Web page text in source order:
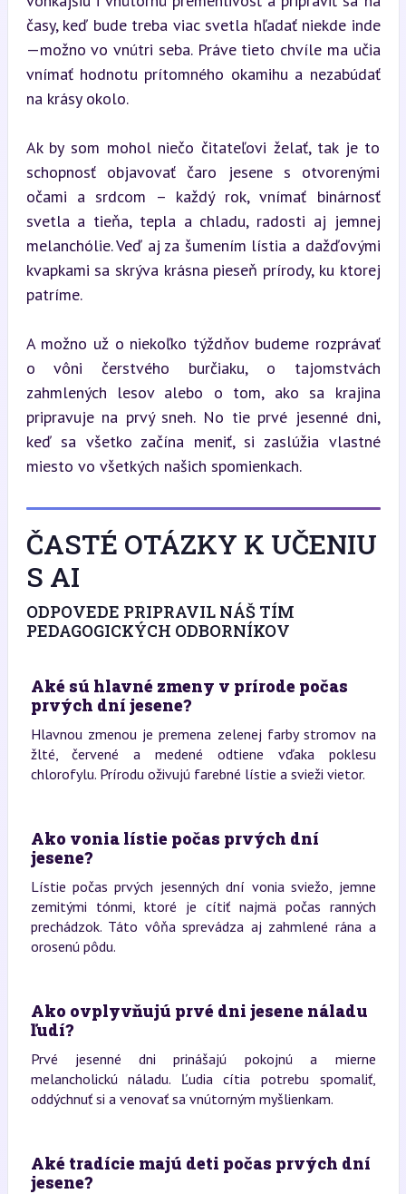
časy, keď bude treba viac svetla hľadať niekde inde
—možno vo vnútri seba. Práve tieto chvíle ma učia
vnímať hodnotu prítomného okamihu a nezabúdať
na krásy okolo.
Ak by som mohol niečo čitateľovi želať, tak je to
schopnosť objavovať čaro jesene s otvorenými
očami a srdcom – každý rok, vnímať binárnosť
svetla a tieňa, tepla a chladu, radosti aj jemnej
melanchólie. Veď aj za šumením lístia a dažďovými
kvapkami sa skrýva krásna pieseň prírody, ku ktorej
patríme.
A možno už o niekoľko týždňov budeme rozprávať
o vôni čerstvého burčiaku, o tajomstvách
zahmlených lesov alebo o tom, ako sa krajina
pripravuje na prvý sneh. No tie prvé jesenné dni,
keď sa všetko začína meniť, si zaslúžia vlastné
miesto vo všetkých našich spomienkach.
ČASTÉ OTÁZKY K UČENIU
S AI
ODPOVEDE PRIPRAVIL NÁŠ TÍM
PEDAGOGICKÝCH ODBORNÍKOV
Aké sú hlavné zmeny v prírode počas
prvých dní jesene?
Hlavnou zmenou je premena zelenej farby stromov na
žlté, červené a medené odtiene vďaka poklesu
chlorofylu. Prírodu oživujú farebné lístie a svieži vietor.
Ako vonia lístie počas prvých dní
jesene?
Lístie počas prvých jesenných dní vonia sviežo, jemne
zemitými tónmi, ktoré je cítiť najmä počas ranných
prechádzok. Táto vôňa sprevádza aj zahmlené rána a
orosenú pôdu.
Ako ovplyvňujú prvé dni jesene náladu
ľudí?
Prvé jesenné dni prinášajú pokojnú a mierne
melancholickú náladu. Ľudia cítia potrebu spomaliť,
oddýchnuť si a venovať sa vnútorným myšlienkam.
Aké tradície majú deti počas prvých dní
jesene?